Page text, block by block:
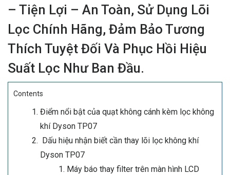
– Tiện Lợi – An Toàn, Sử Dụng Lõi
Lọc Chính Hãng, Đảm Bảo Tương
Thích Tuyệt Đối Và Phục Hồi Hiệu
Suất Lọc Như Ban Đầu.
Contents
Điểm nổi bật của quạt không cánh kèm lọc không
khí Dyson TP07
​​​​​​​Dấu hiệu nhận biết cần thay lõi lọc không khí
Dyson TP07
Máy báo thay filter trên màn hình LCD